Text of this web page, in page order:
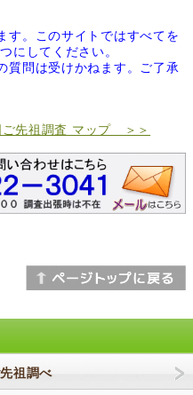
す。このサイトではすべてを
にしてください。
問は受けかねます。ご了承
ご先祖調査 マップ ＞＞
祖調べ